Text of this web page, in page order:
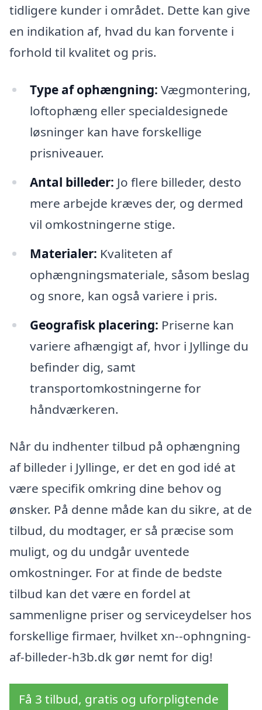
tidligere kunder i området. Dette kan give
en indikation af, hvad du kan forvente i
forhold til kvalitet og pris.
Type af ophængning: Vægmontering,
loftophæng eller specialdesignede
løsninger kan have forskellige
prisniveauer.
Antal billeder: Jo flere billeder, desto
mere arbejde kræves der, og dermed
vil omkostningerne stige.
Materialer: Kvaliteten af
ophængningsmateriale, såsom beslag
og snore, kan også variere i pris.
Geografisk placering: Priserne kan
variere afhængigt af, hvor i Jyllinge du
befinder dig, samt
transportomkostningerne for
håndværkeren.
Når du indhenter tilbud på ophængning
af billeder i Jyllinge, er det en god idé at
være specifik omkring dine behov og
ønsker. På denne måde kan du sikre, at de
tilbud, du modtager, er så præcise som
muligt, og du undgår uventede
omkostninger. For at finde de bedste
tilbud kan det være en fordel at
sammenligne priser og serviceydelser hos
forskellige firmaer, hvilket xn--ophngning-
af-billeder-h3b.dk gør nemt for dig!
Få 3 tilbud, gratis og uforpligtende